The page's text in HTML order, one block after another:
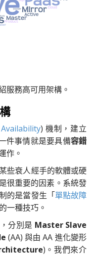
服務高可用架構。
) 機制，建立
件事情就是要具備容錯
作。
些衰人經手的軟體或硬
很重要的因素。系統發
的是當發生「單點故障
一種技巧。
分別是 Master Slave
(AA) 與由 AA 進化變形
)。我們來介